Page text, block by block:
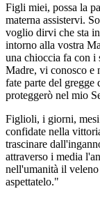
Figli miei, possa la
materna assistervi.
voglio dirvi che sta
intorno alla vostra
una chioccia fa con
Madre, vi conosco e
fate parte del
proteggerò nel mio
Figlioli, i giorni, mesi
confidate nella
trascinare
attraverso i media
nell'umanità il
aspettatelo."